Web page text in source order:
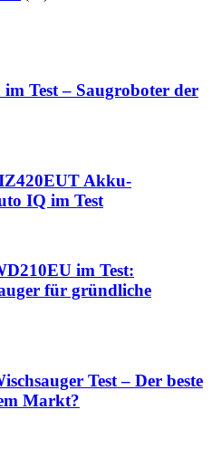
Test – Saugroboter der
Akku-
IQ im Test
im Test:
für gründliche
Test – Der beste
Markt?